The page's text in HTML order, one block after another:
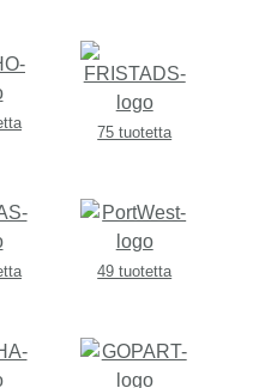
75 tuotetta
49 tuotetta